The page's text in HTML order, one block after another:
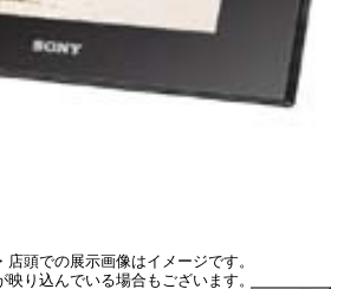
店頭での展示画像はイメージです。
映り込んでいる場合もございます。